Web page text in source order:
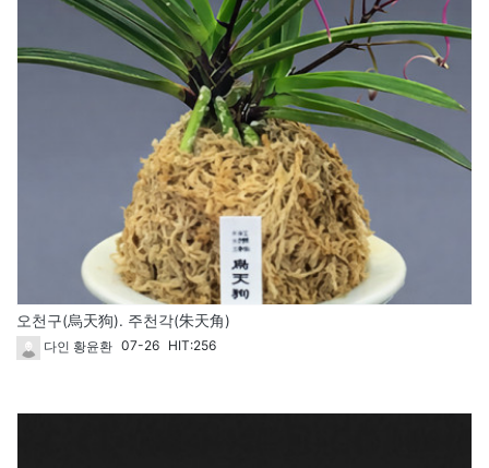
오천구(烏天狗). 주천각(朱天角)
다인 황윤환 07-26 HIT:256